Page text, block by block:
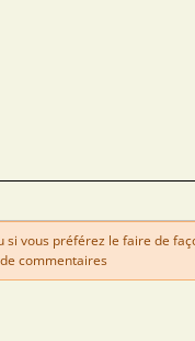
si vous préférez le faire de
commentaires